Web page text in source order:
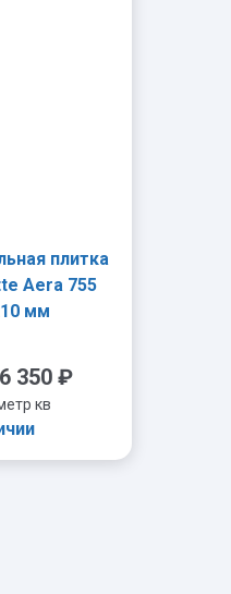
плитка
Aera 755
мм
6 350 ₽
кв